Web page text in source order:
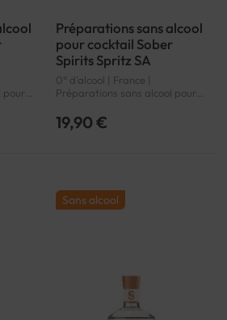
pour
Préparations sans alcool
pour cocktail Sober
Spirits Spritz SA
0° d'alcool | France |
Préparations sans alcool pour
19,90 €
Sans alcool